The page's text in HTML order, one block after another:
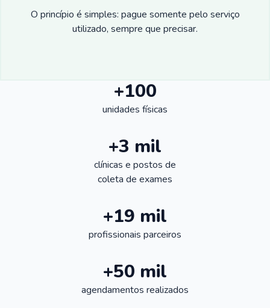
O princípio é simples: pague somente pelo serviço
utilizado, sempre que precisar.
+100
unidades físicas
+3 mil
clínicas e postos de
coleta de exames
+19 mil
profissionais parceiros
+50 mil
agendamentos realizados